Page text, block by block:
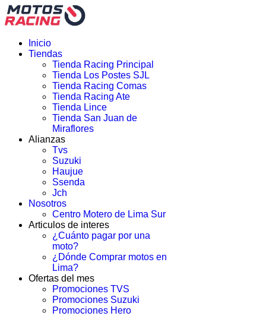
Inicio
Tiendas
Tienda Racing Principal
Tienda Los Postes SJL
Tienda Racing Comas
Tienda Racing Ate
Tienda Lince
Tienda San Juan de
Miraflores
Alianzas
Tvs
Suzuki
Haujue
Ssenda
Jch
Nosotros
Centro Motero de Lima Sur
Articulos de interes
¿Cuánto pagar por una
moto?
¿Dónde Comprar motos en
Lima?
Ofertas del mes
Promociones TVS
Promociones Suzuki
Promociones Hero